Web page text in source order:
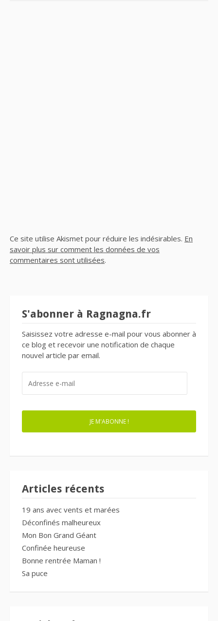
Ce site utilise Akismet pour réduire les indésirables. En
savoir plus sur comment les données de vos
commentaires sont utilisées.
S'abonner à Ragnagna.fr
Saisissez votre adresse e-mail pour vous abonner à
ce blog et recevoir une notification de chaque
nouvel article par email.
MAIL
JE M'ABONNE !
Articles récents
19 ans avec vents et marées
Déconfinés malheureux
Mon Bon Grand Géant
Confinée heureuse
Bonne rentrée Maman !
Sa puce